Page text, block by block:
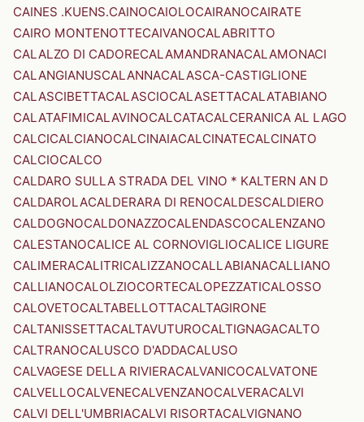
CAINES .KUENS.CAINOCAIOLOCAIRANOCAIRATE
CAIRO MONTENOTTECAIVANOCALABRITTO
CALALZO DI CADORECALAMANDRANACALAMONACI
CALANGIANUSCALANNACALASCA-CASTIGLIONE
CALASCIBETTACALASCIOCALASETTACALATABIANO
CALATAFIMICALAVINOCALCATACALCERANICA AL LAGO
CALCICALCIANOCALCINAIACALCINATECALCINATO
CALCIOCALCO
CALDARO SULLA STRADA DEL VINO * KALTERN AN D
CALDAROLACALDERARA DI RENOCALDESCALDIERO
CALDOGNOCALDONAZZOCALENDASCOCALENZANO
CALESTANOCALICE AL CORNOVIGLIOCALICE LIGURE
CALIMERACALITRICALIZZANOCALLABIANACALLIANO
CALLIANOCALOLZIOCORTECALOPEZZATICALOSSO
CALOVETOCALTABELLOTTACALTAGIRONE
CALTANISSETTACALTAVUTUROCALTIGNAGACALTO
CALTRANOCALUSCO D'ADDACALUSO
CALVAGESE DELLA RIVIERACALVANICOCALVATONE
CALVELLOCALVENECALVENZANOCALVERACALVI
CALVI DELL'UMBRIACALVI RISORTACALVIGNANO